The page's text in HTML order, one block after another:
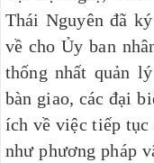
Thái Nguyên đã
về cho Ủy ban
thống nhất quản
bàn giao, các đại
ích về việc tiếp tục
như phương pháp